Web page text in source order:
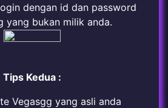
dengan id dan password
yang bukan milik anda.
Tips Kedua :
Vegasgg yang asli anda